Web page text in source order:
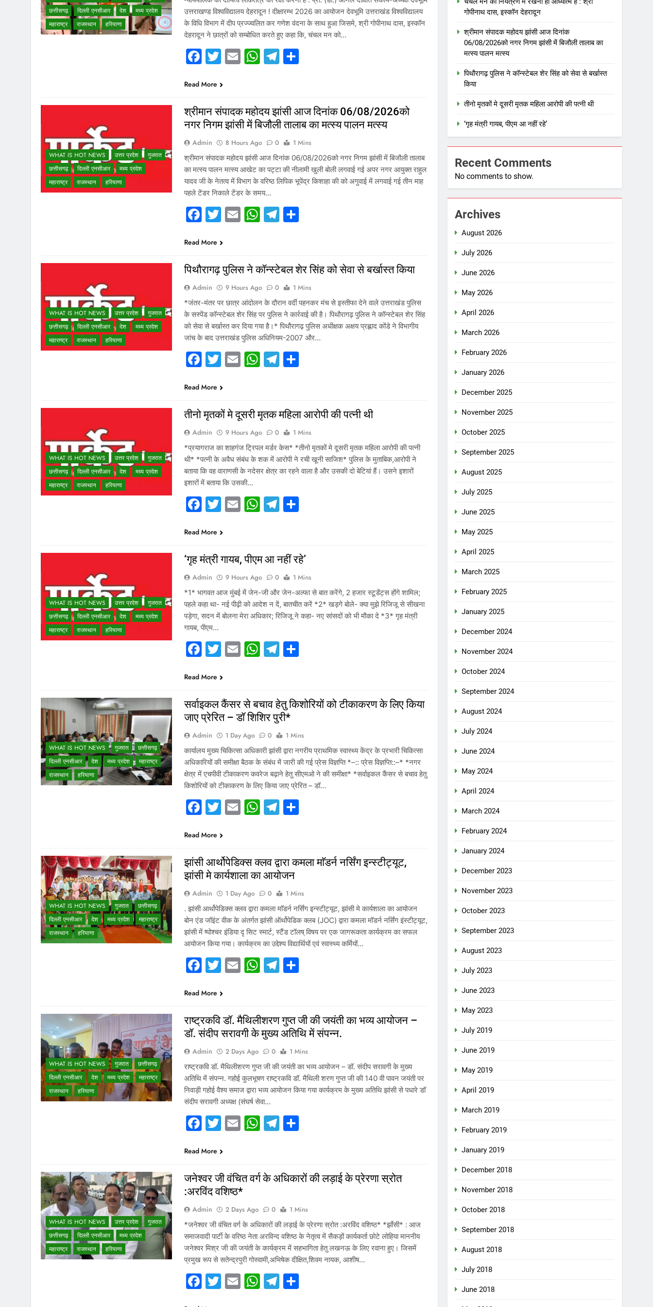
छत्तीसगढ़
दिल्ली एनसीआर देश
मध्य प्रदेश
महाराष्ट्र
राजस्थान हरियाणा
उत्तराखण्ड विश्वविद्यालय देहरादून ! दीक्षारम्भ 2026 का आयोजन देवभूमि उत्तराखंड विश्वविद्यालय
के विधि विभाग में दीप प्रज्ज्वलित कर गणेश वंदना के साथ हुआ जिसमे, श्री गोपीनाथ दास, इस्कॉन
देहरादून ने छात्रों को सम्बोधित करते हुए कहा कि, चंचल मन को…
Facebook
Twitter
EmailWhatsApp
Telegram
Read More
WHAT IS HOT NEWS उत्तर प्रदेश
गुजरात
छत्तीसगढ़
दिल्ली एनसीआर
मध्य प्रदेश
महाराष्ट्र
राजस्थान हरियाणा
श्रीमान संपादक महोदय झांसी आज दिनांक 06/08/2026को
नगर निगम झांसी में बिजौली तालाब का मत्स्य पालन मत्स्य
Admin 8 Hours Ago 0
1 Mins
श्रीमान संपादक महोदय झांसी आज दिनांक 06/08/2026को नगर निगम झांसी में बिजौली तालाब
का मत्स्य पालन मत्स्य आखेट का पट्टा की नीलामी खुली बोली लगवाई गई अपर नगर आयुक्त राहुल
यादव जी के नेतत्व में विभाग के वरिष्ठ लिपिक भूपेंद्र किशाहा की को अगुवाई में लगवाई गई तीन माह
पहले टेंडर निकाले टेंडर के समय…
Facebook
Twitter
EmailWhatsApp
Telegram
Read More
WHAT IS HOT NEWS उत्तर प्रदेश
गुजरात
छत्तीसगढ़
दिल्ली एनसीआर देश
मध्य प्रदेश
महाराष्ट्र
राजस्थान हरियाणा
पिथौरागढ़ पुलिस ने कॉन्स्टेबल शेर सिंह को सेवा से बर्खास्त किया
Admin 9 Hours Ago 0
1 Mins
*जंतर-मंतर पर छात्र आंदोलन के दौरान वर्दी पहनकर मंच से इस्तीफा देने वाले उत्तराखंड पुलिस
के सस्पेंड कॉन्स्टेबल शेर सिंह पर पुलिस ने कार्रवाई की है। पिथौरागढ़ पुलिस ने कॉन्स्टेबल शेर सिंह
को सेवा से बर्खास्त कर दिया गया है।* पिथौरागढ़ पुलिस अधीक्षक अक्षय प्रह्लाद कोंडे ने विभागीय
जांच के बाद उत्तराखंड पुलिस अधिनियम-2007 और…
Facebook
Twitter
EmailWhatsApp
Telegram
Read More
WHAT IS HOT NEWS उत्तर प्रदेश
गुजरात
छत्तीसगढ़
दिल्ली एनसीआर देश
मध्य प्रदेश
महाराष्ट्र
राजस्थान हरियाणा
तीनो मृतकों मे दूसरी मृतक महिला आरोपी की पत्नी थी
Admin 9 Hours Ago 0
1 Mins
*प्रयागराज का शाहगंज ट्रिपल मर्डर केस* *तीनो मृतकों मे दूसरी मृतक महिला आरोपी की पत्नी
थी* *पत्नी के अवैध संबंध के शक में आरोपी ने रची खूनी साजिश* पुलिस के मुताबिक,आरोपी ने
बताया कि वह वाराणसी के नदेसर क्षेत्र का रहने वाला है और उसकी दो बेटियां हैं। उसने इशारों
इशारों में बताया कि उसकी…
Facebook
Twitter
EmailWhatsApp
Telegram
Read More
WHAT IS HOT NEWS उत्तर प्रदेश
गुजरात
छत्तीसगढ़
दिल्ली एनसीआर देश
मध्य प्रदेश
महाराष्ट्र
राजस्थान हरियाणा
‘गृह मंत्री गायब, पीएम आ नहीं रहे’
Admin 9 Hours Ago 0
1 Mins
*1* भागवत आज मुंबई में जेन-जी और जेन-अल्फा से बात करेंगे, 2 हजार स्टूडेंट्स होंगे शामिल;
पहले कहा था- नई पीढ़ी को आदेश न दें, बातचीत करें *2* खड़गे बोले- क्या मुझे रिजिजू से सीखना
पड़ेगा, सदन में बोलना मेरा अधिकार; रिजिजू ने कहा- नए सांसदों को भी मौका दे *3* गृह मंत्री
गायब, पीएम…
Facebook
Twitter
EmailWhatsApp
Telegram
Read More
WHAT IS HOT NEWS गुजरात
छत्तीसगढ़
दिल्ली एनसीआर
देश मध्य प्रदेश
महाराष्ट्र
राजस्थान
हरियाणा
सर्वाइकल कैंसर से बचाव हेतु किशोरियों को टीकाकरण के लिए किया
जाए प्रेरित – डॉ शिशिर पुरी*
Admin 1 Day Ago 0
1 Mins
कार्यालय मुख्य चिकित्सा अधिकारी झांसी द्वारा नगरीय प्राथमिक स्वास्थ्य केंद्र के प्रभारी चिकित्सा
अधिकारियों की समीक्षा बैठक के संबंध में जारी की गई प्रेस विज्ञप्ति *–:: प्रेस विज्ञप्ति::–* *नगर
क्षेत्र में एचपीवी टीकाकरण कवरेज बढ़ाने हेतु सीएमओ ने की समीक्षा* *सर्वाइकल कैंसर से बचाव हेतु
किशोरियों को टीकाकरण के लिए किया जाए प्रेरित – डॉ…
Facebook
Twitter
EmailWhatsApp
Telegram
Read More
WHAT IS HOT NEWS गुजरात
छत्तीसगढ़
दिल्ली एनसीआर
देश मध्य प्रदेश
महाराष्ट्र
राजस्थान
हरियाणा
झांसी आर्थोपेडिक्स क्लव द्वारा कमला माॅडर्न नर्सिंग इन्स्टीट्यूट,
झांसी मे कार्यशाला का आयोजन
Admin 1 Day Ago 0
1 Mins
. झांसी आर्थोपेडिक्स क्लव द्वारा कमला माॅडर्न नर्सिंग इन्स्टीट्यूट, झांसी मे कार्यशाला का आयोजन
बोन एंड जॉइंट वीक के अंतर्गत झांसी ऑर्थोपेडिक क्लब (JOC) द्वारा कमला मॉडर्न नर्सिंग इंस्टीट्यूट,
झांसी में ष्पोश्चर इंडिया दृ सिट स्मार्ट, स्टैंड टॉलष् विषय पर एक जागरूकता कार्यक्रम का सफल
आयोजन किया गया। कार्यक्रम का उद्देश्य विद्यार्थियों एवं स्वास्थ्य कर्मियों…
Facebook
Twitter
EmailWhatsApp
Telegram
Read More
WHAT IS HOT NEWS गुजरात
छत्तीसगढ़
दिल्ली एनसीआर
देश मध्य प्रदेश
महाराष्ट्र
राजस्थान
हरियाणा
राष्ट्रकवि डॉ. मैथिलीशरण गुप्त जी की जयंती का भव्य आयोजन –
डॉ. संदीप सरावगी के मुख्य अतिथि में संपन्न.
Admin 2 Days Ago 0
1 Mins
राष्ट्रकवि डॉ. मैथिलीशरण गुप्त जी की जयंती का भव्य आयोजन – डॉ. संदीप सरावगी के मुख्य
अतिथि में संपन्न. गहोई कुलभूषण राष्ट्रकवि डॉ. मैथिली शरण गुप्त जी की 140 वी पावन जयंती पर
निवाड़ी गहोई वैश्य समाज द्वारा भव्य आयोजन किया गया कार्यक्रम के मुख्य अतिथि झांसी से पधारे डॉ
संदीप सरावगी अध्यक्ष (संघर्ष सेवा…
Facebook
Twitter
EmailWhatsApp
Telegram
Read More
WHAT IS HOT NEWS उत्तर प्रदेश
गुजरात
छत्तीसगढ़
दिल्ली एनसीआर
मध्य प्रदेश
महाराष्ट्र
राजस्थान हरियाणा
जनेश्वर जी वंचित वर्ग के अधिकारों की लड़ाई के प्रेरणा स्रोत
:अरविंद वशिष्ठ*
Admin 2 Days Ago 0
1 Mins
*जनेश्वर जी वंचित वर्ग के अधिकारों की लड़ाई के प्रेरणा स्रोत :अरविंद वशिष्ठ* *झाँसी* : आज
समाजवादी पार्टी के वरिष्ठ नेता अरविन्द वशिष्ठ के नेतृत्व में सैकड़ों कार्यकर्ता छोटे लोहिया माननीय
जनेश्वर मिश्र जी की जयंती के कार्यक्रम में सहभागिता हेतु लखनऊ के लिए रवाना हुए। जिसमें
प्रमुख रूप से सतेन्द्रपुरी गोस्वामी,अभिषेक दीक्षित,शिवम नायक, आशीष…
Facebook
Twitter
EmailWhatsApp
Telegram
गोपीनाथ दास, इस्कॉन देहरादून
श्रीमान संपादक महोदय झांसी आज दिनांक
06/08/2026को नगर निगम झांसी में बिजौली तालाब का
मत्स्य पालन मत्स्य
पिथौरागढ़ पुलिस ने कॉन्स्टेबल शेर सिंह को सेवा से बर्खास्त
किया
तीनो मृतकों मे दूसरी मृतक महिला आरोपी की पत्नी थी
‘गृह मंत्री गायब, पीएम आ नहीं रहे’
Recent Comments
No comments to show.
Archives
August 2026
July 2026
June 2026
May 2026
April 2026
March 2026
February 2026
January 2026
December 2025
November 2025
October 2025
September 2025
August 2025
July 2025
June 2025
May 2025
April 2025
March 2025
February 2025
January 2025
December 2024
November 2024
October 2024
September 2024
August 2024
July 2024
June 2024
May 2024
April 2024
March 2024
February 2024
January 2024
December 2023
November 2023
October 2023
September 2023
August 2023
July 2023
June 2023
May 2023
July 2019
June 2019
May 2019
April 2019
March 2019
February 2019
January 2019
December 2018
November 2018
October 2018
September 2018
August 2018
July 2018
June 2018